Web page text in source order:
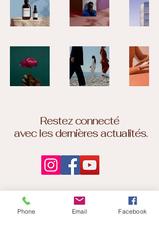
Restez connecté
avec les dernières actualités.
50 BD du Maréchal Juin
Phone Email Facebook